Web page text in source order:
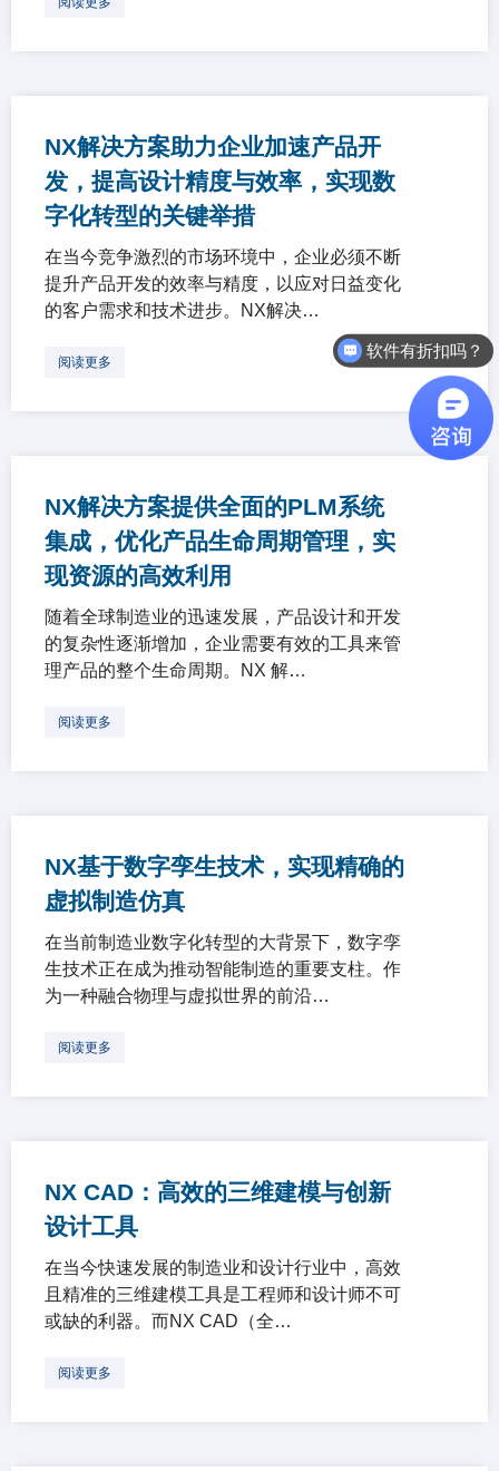
NX解决方案助力企业加速产品开
发，提高设计精度与效率，实现数
字化转型的关键举措
在当今竞争激烈的市场环境中，企业必须不断
提升产品开发的效率与精度，以应对日益变化
的客户需求和技术进步。NX解决…
阅读更多
NX解决方案提供全面的PLM系统
集成，优化产品生命周期管理，实
现资源的高效利用
随着全球制造业的迅速发展，产品设计和开发
的复杂性逐渐增加，企业需要有效的工具来管
理产品的整个生命周期。NX 解…
阅读更多
NX基于数字孪生技术，实现精确的
虚拟制造仿真
在当前制造业数字化转型的大背景下，数字孪
生技术正在成为推动智能制造的重要支柱。作
为一种融合物理与虚拟世界的前沿…
阅读更多
NX CAD：高效的三维建模与创新
设计工具
在当今快速发展的制造业和设计行业中，高效
且精准的三维建模工具是工程师和设计师不可
或缺的利器。而NX CAD（全…
阅读更多
软件有折扣吗？